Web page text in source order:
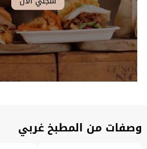
وصفات من المطبخ غربي